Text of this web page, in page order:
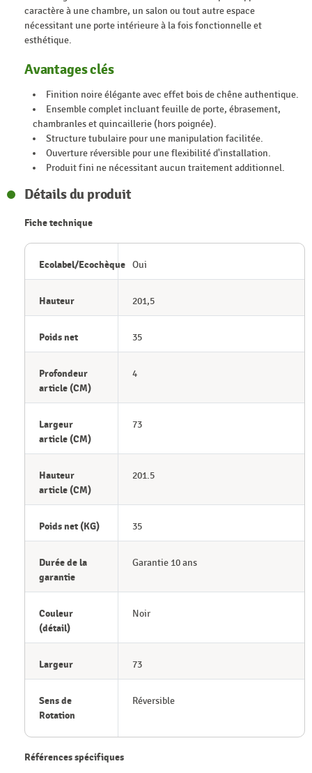
caractère à une chambre, un salon ou tout autre espace
nécessitant une porte intérieure à la fois fonctionnelle et
esthétique.
Avantages clés
Finition noire élégante avec effet bois de chêne authentique.
Ensemble complet incluant feuille de porte, ébrasement,
chambranles et quincaillerie (hors poignée).
Structure tubulaire pour une manipulation facilitée.
Ouverture réversible pour une flexibilité d'installation.
Produit fini ne nécessitant aucun traitement additionnel.
Détails du produit
Fiche technique
Ecolabel/Ecochèque Oui
Hauteur 201,5
Poids net 35
Profondeur
article (CM)
4
Largeur
article (CM)
73
Hauteur
article (CM)
201.5
Poids net (KG) 35
Durée de la
garantie
Garantie 10 ans
Couleur
(détail)
Noir
Largeur 73
Sens de
Rotation
Réversible
Références spécifiques